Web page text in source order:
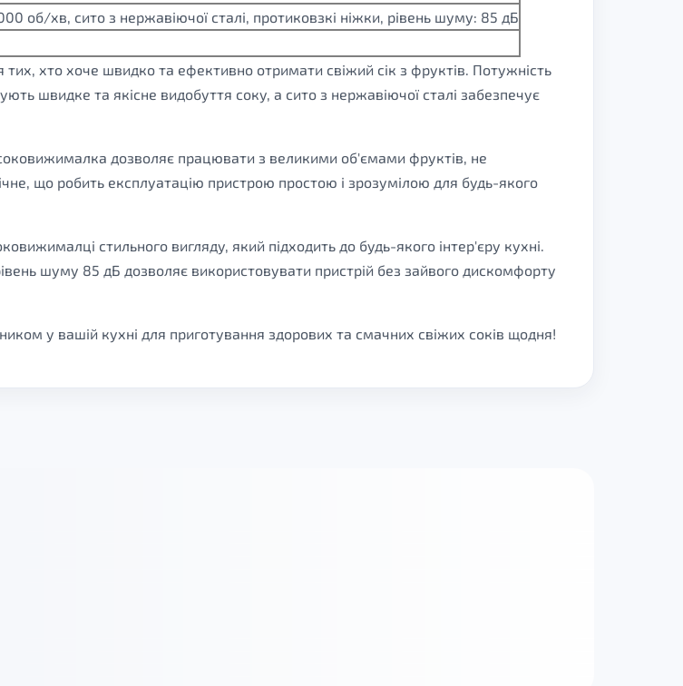
об/хв, сито з нержавіючої сталі, протиковзкі ніжки, рівень шуму: 85 дБ
хто хоче швидко та ефективно отримати свіжий сік з фруктів. Потужність
швидке та якісне видобуття соку, а сито з нержавіючої сталі забезпечує
дозволяє працювати з великими об'ємами фруктів, не
що робить експлуатацію пристрою простою і зрозумілою для будь-якого
стильного вигляду, який підходить до будь-якого інтер'єру кухні.
шуму 85 дБ дозволяє використовувати пристрій без зайвого дискомфорту
у вашій кухні для приготування здорових та смачних свіжих соків щодня!